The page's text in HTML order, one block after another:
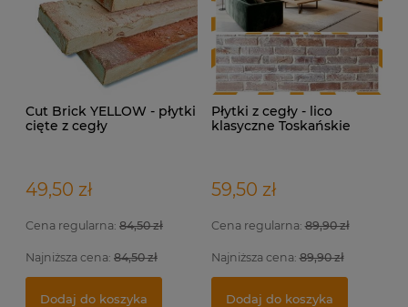
Cut Brick YELLOW - płytki
cięte z cegły
49,50 zł
Cena regularna: 84,50 zł
Najniższa cena: 84,50 zł
Dodaj do koszyka
Płytki z cegły - lico
klasyczne Toskańskie
59,50 zł
Cena regularna:89,90 zł
Najniższa cena:89,90 zł
Dodaj do koszyka
Indywidualna wizualizacja projektu